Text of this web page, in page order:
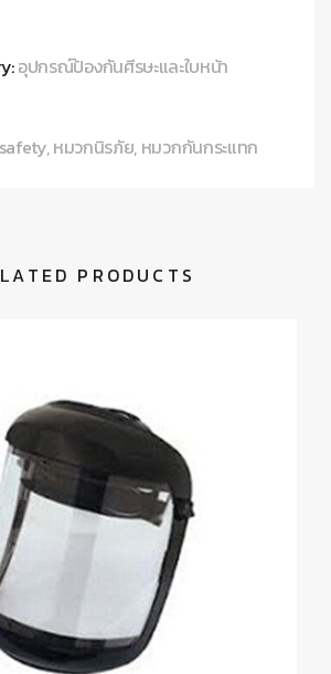
อุปกรณ์ป้องกันศีรษะและใบหน้า
safety,หมวกนิรภัย, หมวกกันกระแทก
PRODUCTS